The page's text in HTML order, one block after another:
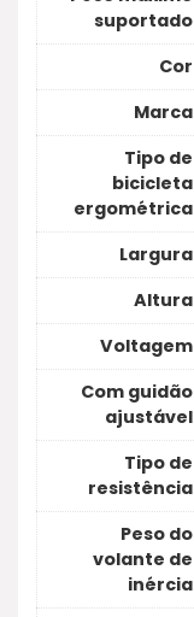
suportado
Cor
Marca
Tipo de
bicicleta
ergométrica
Largura
Altura
Voltagem
Com guidão
ajustável
Tipo de
resistência
Peso do
volante de
inércia